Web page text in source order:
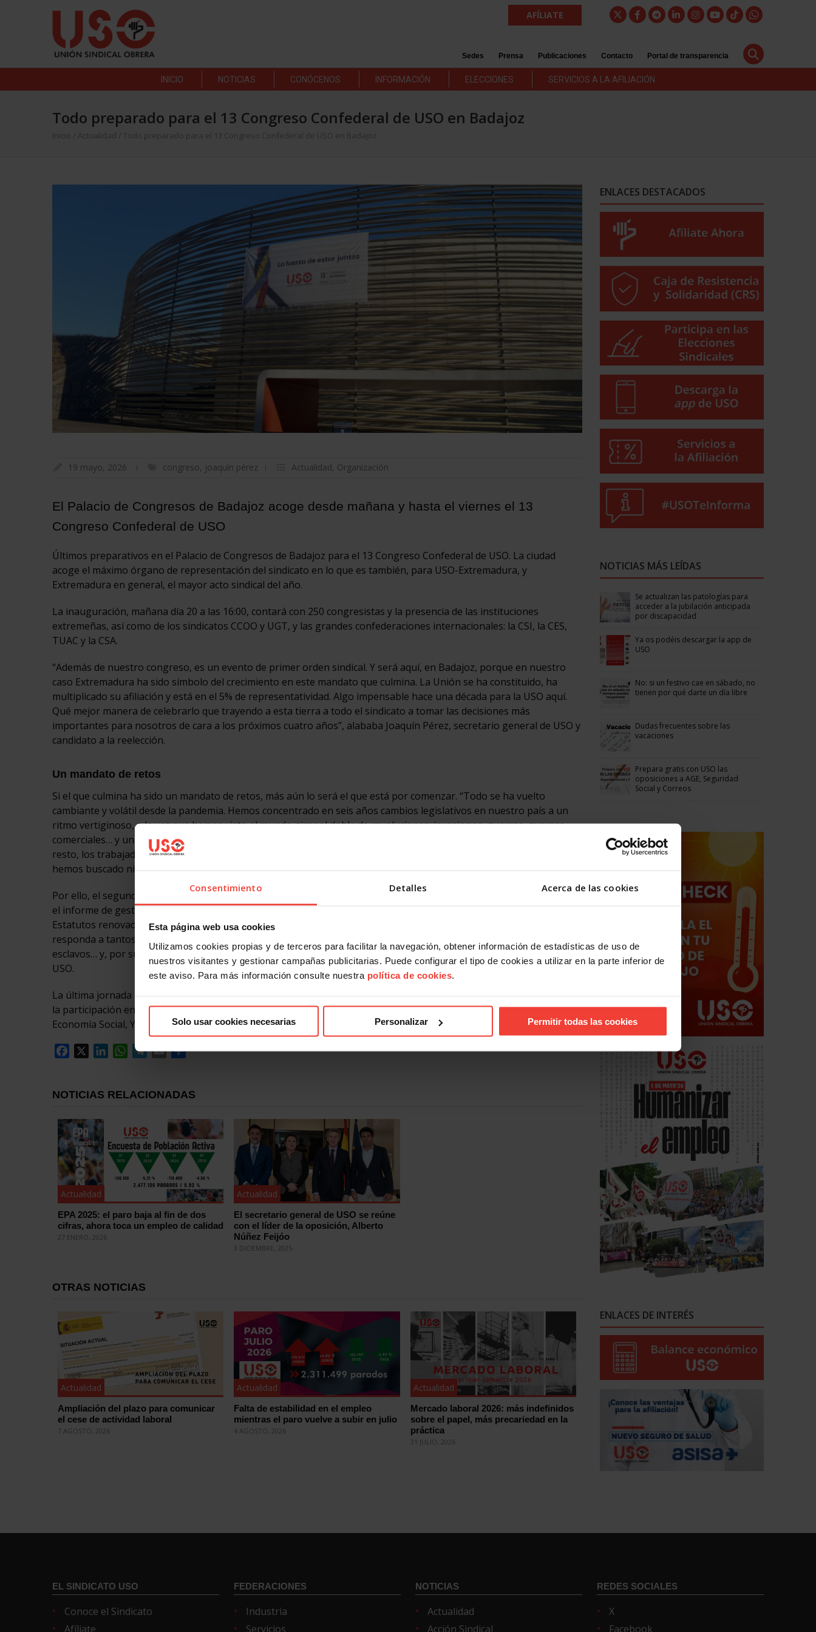
Consentimiento Detalles Acerca de las cookies
Esta página web usa cookies
Utilizamos cookies propias y de terceros para facilitar la navegación, obtener información de estadísticas de uso de
nuestros visitantes y gestionar campañas publicitarias. Puede configurar el tipo de cookies a utilizar en la parte inferior de
este aviso. Para más información consulte nuestra política de cookies.
Solo usar cookies necesarias Personalizar Permitir todas las cookies
AFÍLIATE
Sedes Prensa Publicaciones Contacto Portal de transparencia
INICIO NOTICIAS CONÓCENOS INFORMACIÓN ELECCIONES SERVICIOS A LA AFILIACIÓN
Todo preparado para el 13 Congreso Confederal de USO en Badajoz
Inicio Actualidad Todo preparado para el 13 Congreso Confederal de USO en Badajoz
19 mayo, 2026 congreso, joaquín pérez Actualidad, Organización
El Palacio de Congresos de Badajoz acoge desde mañana y hasta el viernes el 13
Congreso Confederal de USO
Últimos preparativos en el Palacio de Congresos de Badajoz para el 13 Congreso Confederal de USO. La ciudad
acoge el máximo órgano de representación del sindicato en lo que es también, para USO-Extremadura, y
Extremadura en general, el mayor acto sindical del año.
La inauguración, mañana día 20 a las 16:00, contará con 250 congresistas y la presencia de las instituciones
extremeñas, así como de los sindicatos CCOO y UGT, y las grandes confederaciones internacionales: la CSI, la CES,
TUAC y la CSA.
“Además de nuestro congreso, es un evento de primer orden sindical. Y será aquí, en Badajoz, porque en nuestro
caso Extremadura ha sido símbolo del crecimiento en este mandato que culmina. La Unión se ha constituido, ha
multiplicado su afiliación y está en el 5% de representatividad. Algo impensable hace una década para la USO aquí.
Qué mejor manera de celebrarlo que trayendo a esta tierra a todo el sindicato a tomar las decisiones más
importantes para nosotros de cara a los próximos cuatro años”, alababa Joaquín Pérez, secretario general de USO y
candidato a la reelección.
Un mandato de retos
Si el que culmina ha sido un mandato de retos, más aún lo será el que está por comenzar. “Todo se ha vuelto
cambiante y volátil desde la pandemia. Hemos concentrado en seis años cambios legislativos en nuestro país a un
ritmo vertiginoso, a la vez que hemos visto el mundo girar al doble de revoluciones: invasiones, guerras, guerras
comerciales… y una realidad: siempre pierden los mismos. En los países afectados directamente, la población; en el
resto, los trabajadores, que vemos cómo nos afecta a nuestra vida diaria lo que ocurre a 10.000 kilómetros y ni
hemos buscado ni hemos apoyado. Todo esto es también un reto sindical para nosotros”, defiende Pérez.
Por ello, el segundo día del congreso será crucial para el trabajo sindical. “Comenzamos cerrando este mandato con
el informe de gestión tras la inauguración, y luego sentamos las bases de nuestros compromisos futuros. Con unos
Estatutos renovados, que se adapten también a las últimas novedades, y con un texto de acción ambicioso, que
responda a tantos desafíos: devolver el peso de la industria, dignificar la vivienda, utilizar la IA en lugar de ser sus
esclavos… y, por supuesto, también por un marco sindical más abierto y actual”, recalcó el secretario general de
USO.
La última jornada estará marcada por la elección y proclamación de los nuevos órganos confederales, así como por
la participación en el cierre del congreso de la vicepresidenta segunda del Gobierno y ministra de Trabajo y
Economía Social, Yolanda Díaz.
Facebook
LinkedInWhatsApp
Telegram
EmailCompartir
NOTICIAS RELACIONADAS
Actualidad
EPA 2025: el paro baja al fin de dos
cifras, ahora toca un empleo de calidad
27 ENERO, 2026
Actualidad
El secretario general de USO se reúne
con el líder de la oposición, Alberto
Núñez Feijóo
3 DICIEMBRE, 2025
OTRAS NOTICIAS
Actualidad
Ampliación del plazo para comunicar
el cese de actividad laboral
7 AGOSTO, 2026
Actualidad
Falta de estabilidad en el empleo
mientras el paro vuelve a subir en julio
4 AGOSTO, 2026
Actualidad
Mercado laboral 2026: más indefinidos
sobre el papel, más precariedad en la
práctica
31 JULIO, 2026
ENLACES DESTACADOS
NOTICIAS MÁS LEÍDAS
Se actualizan las patologías para
acceder a la jubilación anticipada
por discapacidad
Ya os podéis descargar la app de
USO
No: si un festivo cae en sábado, no
tienen por qué darte un día libre
Dudas frecuentes sobre las
vacaciones
Prepara gratis con USO las
oposiciones a AGE, Seguridad
Social y Correos
ENLACES DE INTERÉS
EL SINDICATO USO
Conoce el Sindicato
Afíliate
FEDERACIONES
Industria
Servicios
NOTICIAS
Actualidad
Acción Sindical
REDES SOCIALES
X
Facebook